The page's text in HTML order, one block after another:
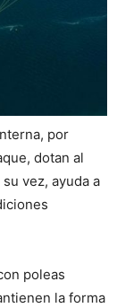
por
dotan al
vez, ayuda a
poleas
la forma